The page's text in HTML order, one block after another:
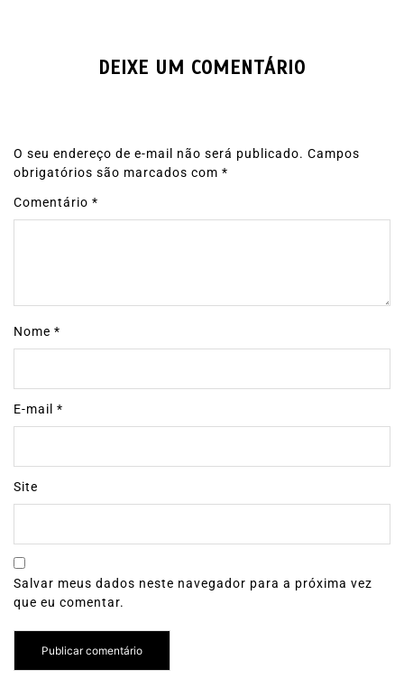
DEIXE UM COMENTÁRIO
O seu endereço de e-mail não será publicado. Campos
obrigatórios são marcados com *
Comentário *
Nome *
E-mail *
Site
Salvar meus dados neste navegador para a próxima vez
que eu comentar.